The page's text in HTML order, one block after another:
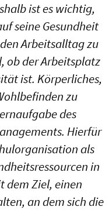
ist es wichtig,
seine Gesundheit
Arbeitsalltag zu
ob der Arbeitsplatz
ist. Körperliches,
zu
des
Hierfür
als
in
dem Ziel, einen
an dem sich die